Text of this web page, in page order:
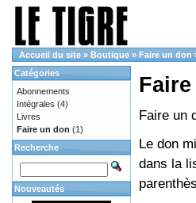
Accueil du site » Boutique » Faire un don
Faire un
Le don
dans la
Catégories
Abonnements
Intégrales (4)
Livres
Faire un don (1)
Recherche
Nouveautés